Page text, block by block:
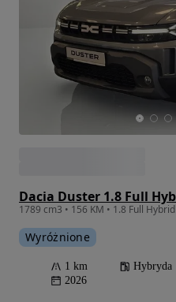
Dacia Duster 1.8 Full
1789 cm3 • 156 KM • 1.8 Full
Wyróżnione
1 km Hybryda
2026